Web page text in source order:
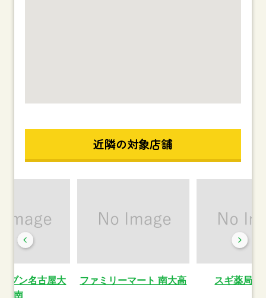
近隣の対象店舗
ブン名古屋大
高南
ファミリーマート 南大高 スギ薬局大